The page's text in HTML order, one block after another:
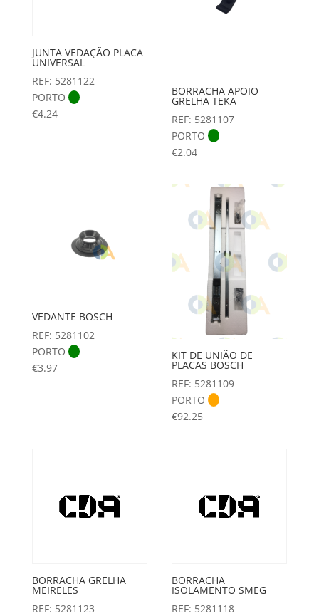
JUNTA VEDAÇÃO PLACA
UNIVERSAL
REF: 5281122
PORTO
€4.24
BORRACHA APOIO
GRELHA TEKA
REF: 5281107
PORTO
€2.04
VEDANTE BOSCH
REF: 5281102
PORTO
€3.97
KIT DE UNIÃO DE
PLACAS BOSCH
REF: 5281109
PORTO
€92.25
BORRACHA GRELHA
MEIRELES
REF: 5281123
BORRACHA
ISOLAMENTO SMEG
REF: 5281118